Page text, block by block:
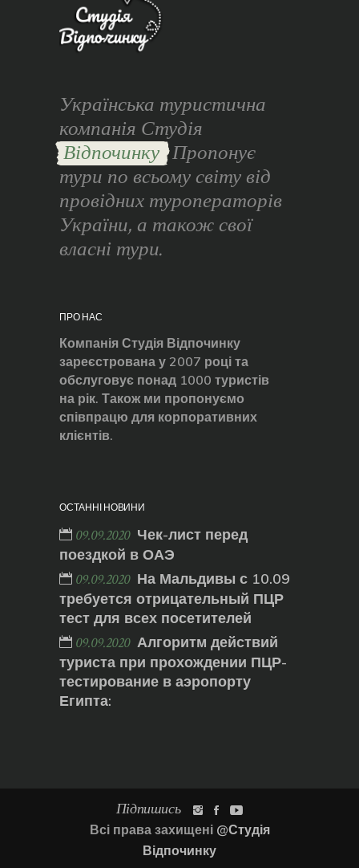
Українська туристична
компанія Студія
Відпочинку Пропонує
тури по всьому світу від
провідних туроператорів
України, а також свої
власні тури.
ПРО НАС
Компанія Студія Відпочинку
зареєстрована у 2007 році та
обслуговує понад 1000 туристів
на рік. Також ми пропонуємо
співпрацю для корпоративних
клієнтів.
ОСТАННІ НОВИНИ
09.09.2020 Чек-лист перед
поездкой в ОАЭ
09.09.2020 На Мальдивы с 10.09
требуется отрицательный ПЦР
тест для всех посетителей
09.09.2020 Алгоритм действий
туриста при прохождении ПЦР-
тестирование в аэропорту
Египта:
Підпишись
Всі права захищені @Студія
Відпочинку